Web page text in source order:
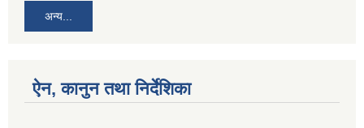
अन्य...
ऐन, कानुन तथा निर्देशिका